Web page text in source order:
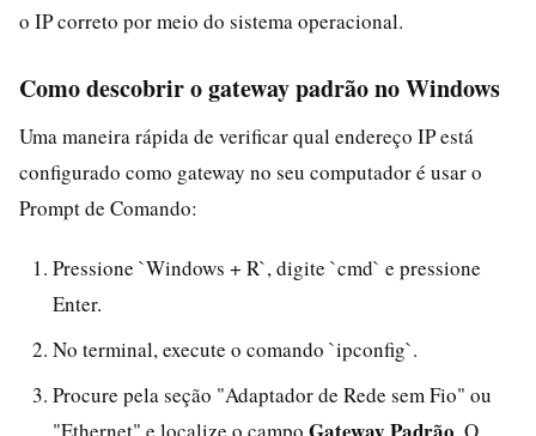
o IP correto por meio do sistema operacional.
Como descobrir o gateway padrão no Windows
Uma maneira rápida de verificar qual endereço IP está
configurado como gateway no seu computador é usar o
Prompt de Comando:
Pressione `Windows + R`, digite `cmd` e pressione
Enter.
No terminal, execute o comando `ipconfig`.
Procure pela seção "Adaptador de Rede sem Fio" ou
"Ethernet" e localize o campo
. O